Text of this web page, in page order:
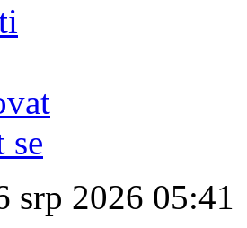
se
srp 2026 05:41